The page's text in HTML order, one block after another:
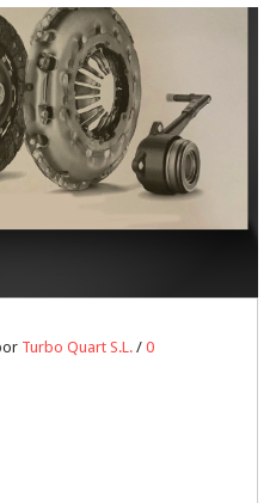
Turbo Quart S.L. / 0